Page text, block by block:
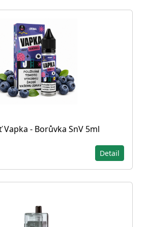
Vapka - Borůvka SnV 5ml
Detail